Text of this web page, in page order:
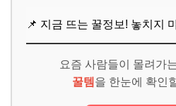
📌 지금 뜨는 꿀정보! 놓치지
요즘 사람들이 몰려가
꿀템 을 한눈에 확인